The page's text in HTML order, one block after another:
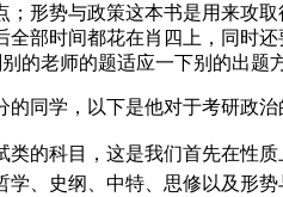
形势与政策这本书是用来攻
部时间都花在肖四上，同时
的老师的题适应一下别的出题
同学，以下是他对于考研政治
的科目，这是我们首先在性
、史纲、中特、思修以及形